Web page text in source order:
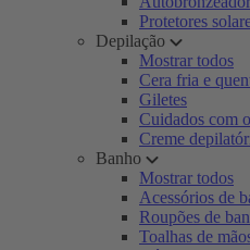
Protetores
Depilação
Mostrar todos
Cera fria e
Giletes
Cuidados com
Creme
Banho
Mostrar todos
Acessórios de
Roupões de
Toalhas de